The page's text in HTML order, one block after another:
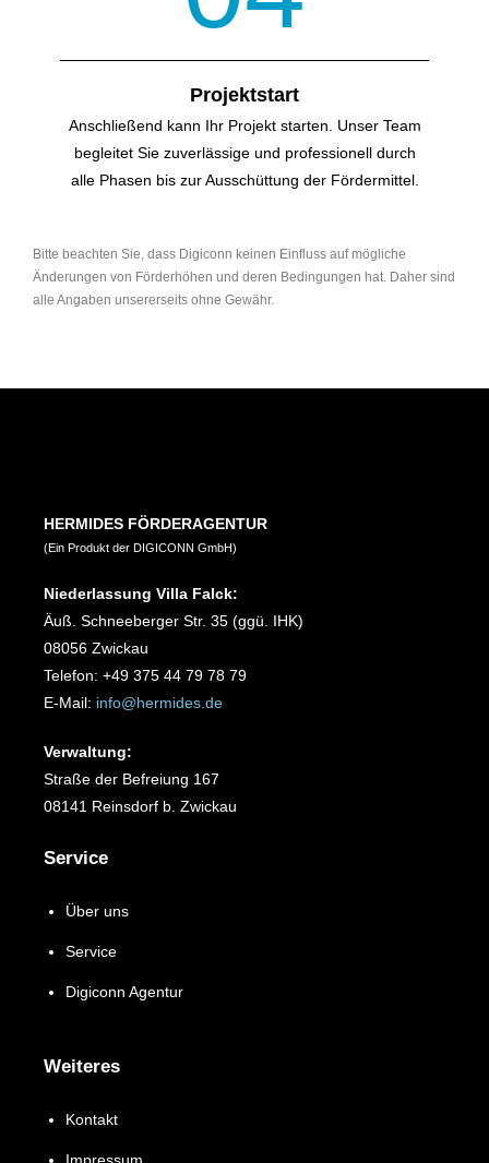
Projektstart
Anschließend kann Ihr Projekt starten. Unser Team
begleitet Sie zuverlässige und professionell durch
alle Phasen bis zur Ausschüttung der Fördermittel.
Bitte beachten Sie, dass Digiconn keinen Einfluss auf mögliche
Änderungen von Förderhöhen und deren Bedingungen hat. Daher sind
alle Angaben unsererseits ohne Gewähr.
HERMIDES FÖRDERAGENTUR
(Ein Produkt der DIGICONN GmbH)
Niederlassung Villa Falck:
Äuß. Schneeberger Str. 35 (ggü. IHK)
08056 Zwickau
Telefon: +49 375 44 79 78 79
E-Mail: info@hermides.de
Verwaltung:
Straße der Befreiung 167
08141 Reinsdorf b. Zwickau
Service
Über uns
Service
Digiconn Agentur
Weiteres
Kontakt